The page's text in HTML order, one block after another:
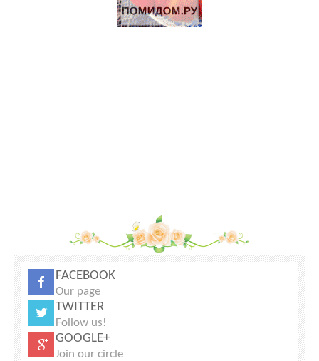
Продаються Лошади
FACEBOOK
Our page
TWITTER
Follow us!
GOOGLE+
Join our circle